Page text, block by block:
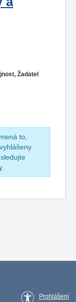
Žadatel
to,
.
Prohlášení